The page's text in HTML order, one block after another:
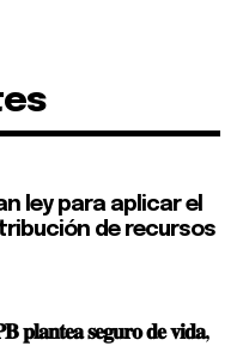
ley para aplicar el
de recursos
𝐩𝐥𝐚𝐧𝐭𝐞𝐚 𝐬𝐞𝐠𝐮𝐫𝐨 𝐝𝐞 𝐯𝐢𝐝𝐚,